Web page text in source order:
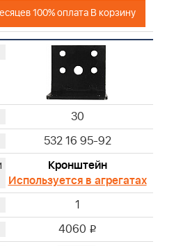
100% оплата В корзину
30
532 16 95-92
Кронштейн
Используется в агрегатах
1
4060 i